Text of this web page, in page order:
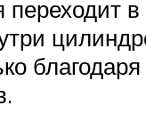
переходит